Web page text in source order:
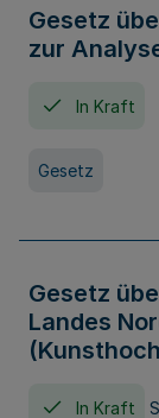
Gesetz
zur
In Kraft
Gesetz
Gesetz
Landes
In Kraft